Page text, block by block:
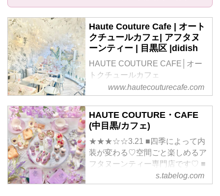
Haute Couture Cafe | オート
クチュールカフェ| アフタヌ
ーンティー | 目黒区 |didish
HAUTE COUTURE CAFE│オー
トクチュールカフェ
中目黒徒歩6分。目黒川沿いに佇
むアフタヌーンティー専門店で
す！！
季節によって変化する特別なメニ
ューと空間が魅力です♡
運営会社：株式会社didish
www.hautecouturecafe.com
HAUTE COUTURE・CAFE
(中目黒/カフェ)
★★★☆☆3.21 ■四季によって内
装が変わる♡空間ごと楽しめるア
フタヌーンティー専門店です♡ ■
予算(夜):￥4,000～￥4,999
s.tabelog.com